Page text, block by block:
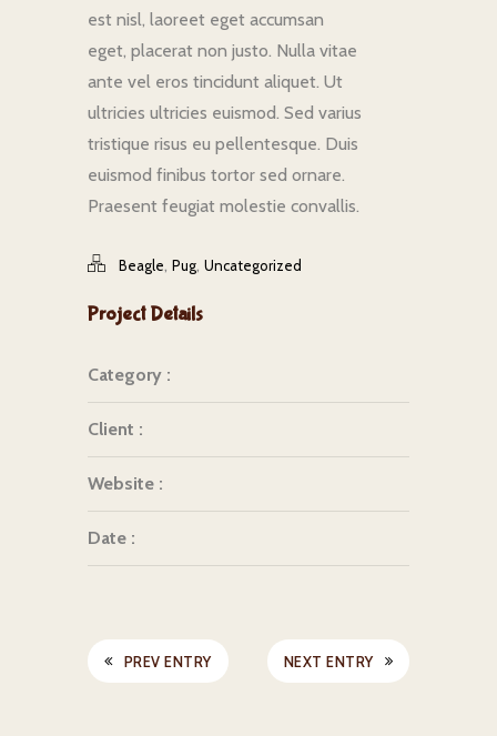
est nisl, laoreet eget accumsan
eget, placerat non justo. Nulla vitae
ante vel eros tincidunt aliquet. Ut
ultricies ultricies euismod. Sed varius
tristique risus eu pellentesque. Duis
euismod finibus tortor sed ornare.
Praesent feugiat molestie convallis.
Beagle, Pug, Uncategorized
Project Details
Category :
Client :
Website :
Date :
PREV ENTRY NEXT ENTRY